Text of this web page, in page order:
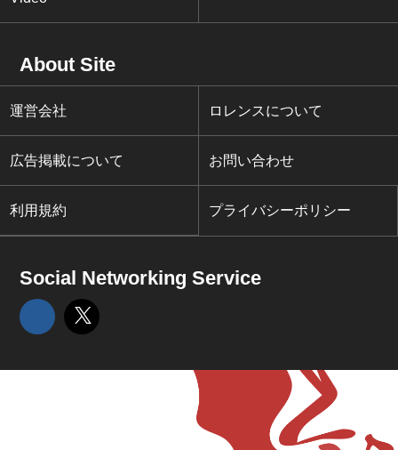
About Site
運営会社 ロレンスについて
広告掲載について お問い合わせ
利用規約 プライバシーポリシー
Social Networking Service